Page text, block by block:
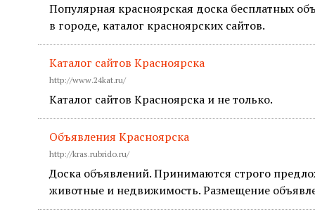
Популярная красноярская доска бесплатных
в городе, каталог красноярских сайтов.
Каталог сайтов Красноярска
http://www.24kat.ru/
Каталог сайтов Красноярска и не только.
Объявления Красноярска
http://kras.rubrido.ru/
Доска объявлений. Принимаются строго
животные и недвижимость. Размещение